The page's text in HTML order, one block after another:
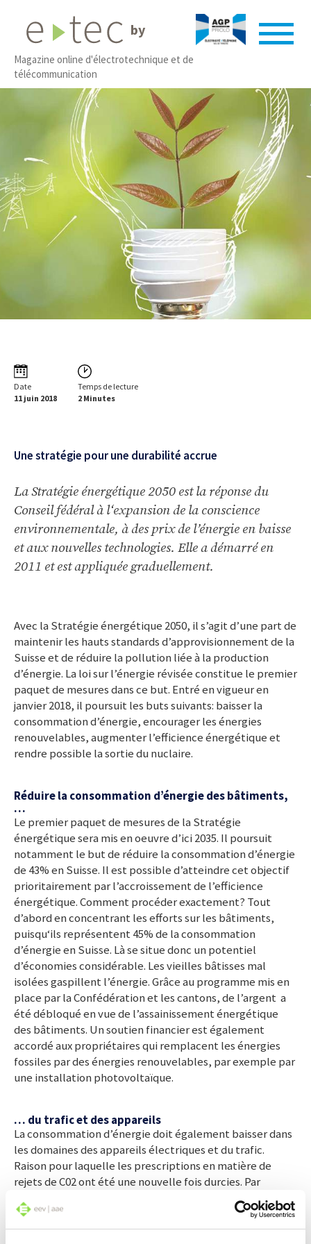
by
Magazine online d'électrotechnique et de
télécommunication
Date
11 juin 2018
Temps de lecture
2 Minutes
Une stratégie pour une durabilité accrue
La Stratégie énergétique 2050 est la réponse du
Conseil fédéral à l‘expansion de la conscience
environnementale, à des prix de l’énergie en baisse
et aux nouvelles technologies. Elle a démarré en
2011 et est appliquée graduellement.
Avec la Stratégie énergétique 2050, il s’agit d’une part de
maintenir les hauts standards d’approvisionnement de la
Suisse et de réduire la pollution liée à la production
d’énergie. La loi sur l’énergie révisée constitue le premier
paquet de mesures dans ce but. Entré en vigueur en
janvier 2018, il poursuit les buts suivants: baisser la
consommation d’énergie, encourager les énergies
renouvelables, augmenter l’efficience énergétique et
rendre possible la sortie du nuclaire.
Réduire la consommation d’énergie des bâtiments,
…
Le premier paquet de mesures de la Stratégie
énergétique sera mis en oeuvre d’ici 2035. Il poursuit
notamment le but de réduire la consommation d’énergie
de 43% en Suisse. Il est possible d’atteindre cet objectif
prioritairement par l’accroissement de l’efficience
énergétique. Comment procéder exactement? Tout
d’abord en concentrant les efforts sur les bâtiments,
puisqu‘ils représentent 45% de la consommation
d’énergie en Suisse. Là se situe donc un potentiel
d’économies considérable. Les vieilles bâtisses mal
isolées gaspillent l’énergie. Grâce au programme mis en
place par la Confédération et les cantons, de l’argent a
été débloqué en vue de l’assainissement énergétique
des bâtiments. Un soutien financier est également
accordé aux propriétaires qui remplacent les énergies
fossiles par des énergies renouvelables, par exemple par
une installation photovoltaïque.
… du trafic et des appareils
La consommation d’énergie doit également baisser dans
les domaines des appareils électriques et du trafic.
Raison pour laquelle les prescriptions en matière de
rejets de C02 ont été une nouvelle fois durcies. Par
ailleurs, on a également émis des normes techniques
pour des appareils électriques toujours plus économes,
notamment dans les ménages. Le remplacement